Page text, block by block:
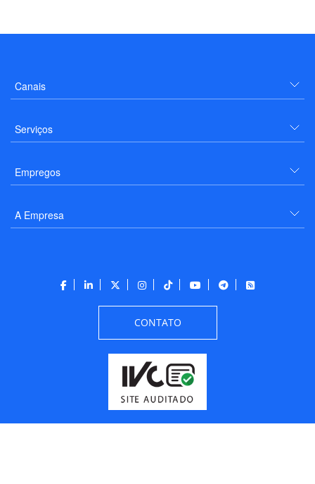
Canais
Serviços
Empregos
A Empresa
CONTATO